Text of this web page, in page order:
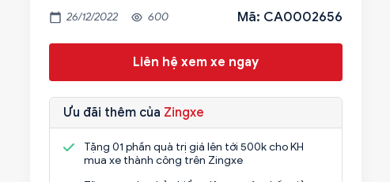
26/12/2022 600 Mã: CA0002656
Liên hệ xem xe ngay
Ưu đãi thêm của Zingxe
Tặng 01 phần quà trị giá lên tới 500k cho KH
mua xe thành công trên Zingxe